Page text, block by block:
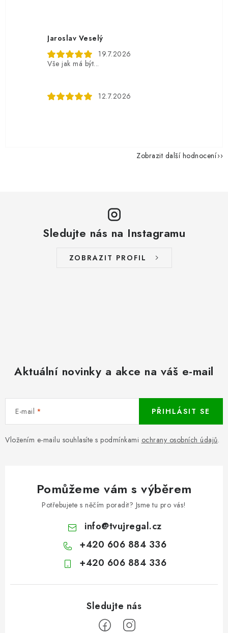
Jaroslav Veselý
19.7.2026
Vše jak má být...
12.7.2026
Zobrazit další hodnocení
Sledujte nás na Instagramu
ZOBRAZIT PROFIL
Aktuální novinky a akce na váš e-mail
E-mail
Vložením e-mailu souhlasíte s podmínkami ochrany osobních údajů.
PŘIHLÁSIT SE
Pomůžeme vám s výběrem
Potřebujete s něčím poradit? Jsme tu pro vás!
info@tvujregal.cz
+420 606 884 336
+420 606 884 336